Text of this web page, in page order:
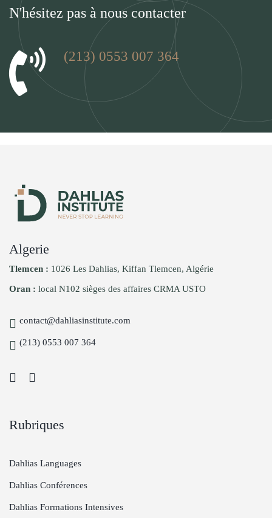
N'hésitez pas à nous contacter
(213) 0553 007 364
Algerie
Tlemcen : 1026 Les Dahlias, Kiffan Tlemcen, Algérie
Oran : local N102 sièges des affaires CRMA USTO
contact@dahliasinstitute.com
(213) 0553 007 364
Rubriques
Dahlias Languages
Dahlias Conférences
Dahlias Formations Intensives